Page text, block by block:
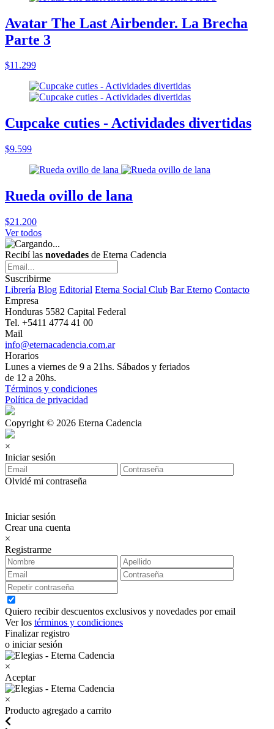
Avatar The Last Airbender. La Brecha
Parte 3
$11.299
Cupcake cuties - Actividades divertidas
$9.599
Rueda ovillo de lana
$21.200
Ver todos
Recibí las novedades de Eterna Cadencia
Suscribirme
Librería Blog Editorial Eterna Social Club Bar Eterno Contacto
Empresa
Honduras 5582 Capital Federal
Tel. +5411 4774 41 00
Mail
info@eternacadencia.com.ar
Horarios
Lunes a viernes de 9 a 21hs. Sábados y feriados
de 12 a 20hs.
Términos y condiciones
Política de privacidad
Copyright © 2026 Eterna Cadencia
×
Iniciar sesión
Olvidé mi contraseña
Iniciar sesión
Crear una cuenta
×
Registrarme
Quiero recibir descuentos exclusivos y novedades por email
Ver los términos y condiciones
Finalizar registro
o iniciar sesión
×
Aceptar
×
Producto agregado a carrito